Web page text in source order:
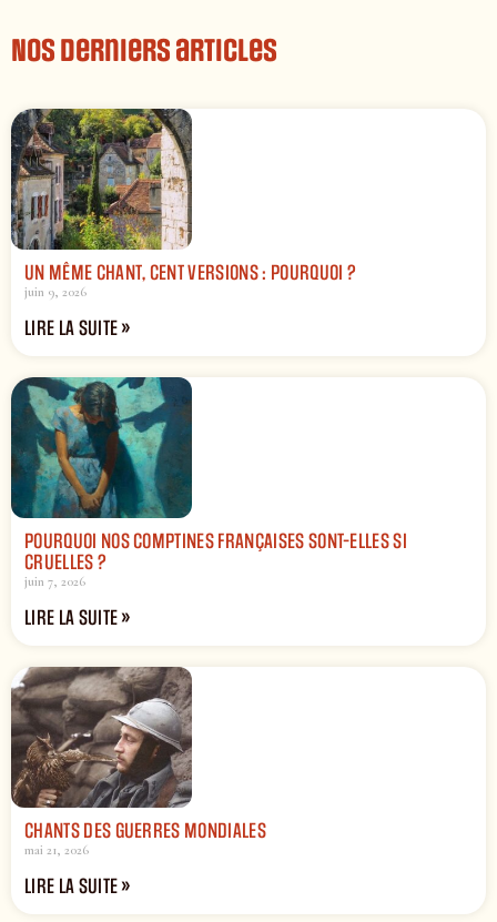
Nos derniers articles
UN MÊME CHANT, CENT VERSIONS : POURQUOI ?
juin 9, 2026
LIRE LA SUITE »
POURQUOI NOS COMPTINES FRANÇAISES SONT-ELLES SI
CRUELLES ?
juin 7, 2026
LIRE LA SUITE »
CHANTS DES GUERRES MONDIALES
mai 21, 2026
LIRE LA SUITE »